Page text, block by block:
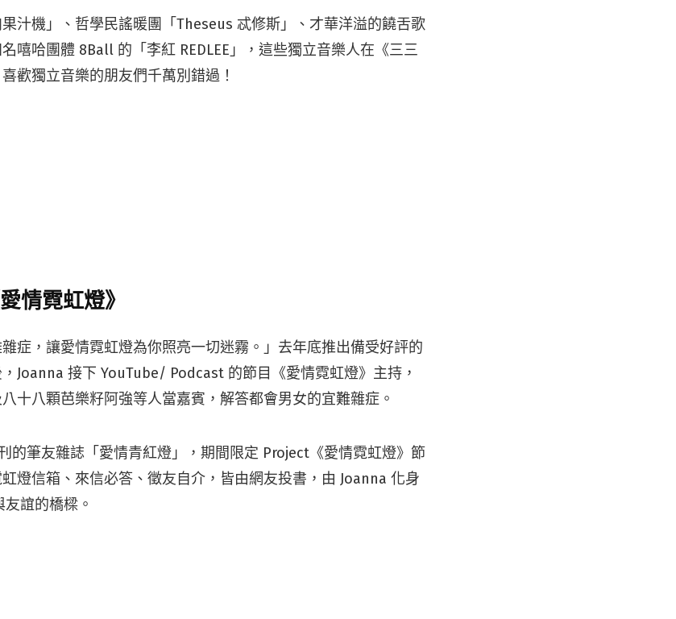
汁機」、哲學民謠暖團「Theseus 忒修斯」、才華洋溢的饒舌歌
嘻哈團體 8Ball 的「李紅 REDLEE」，這些獨立音樂人在《三三
歡獨立音樂的朋友們千萬別錯過！
情霓虹燈》
雜症，讓愛情霓虹燈為你照亮一切迷霧。」去年底推出備受好評的
Joanna 接下 YouTube/ Podcast 的節目《愛情霓虹燈》主持，
十八顆芭樂籽阿強等人當嘉賓，解答都會男女的宜難雜症。
的筆友雜誌「愛情青紅燈」，期間限定 Project《愛情霓虹燈》節
燈信箱、來信必答、徵友自介，皆由網友投書，由 Joanna 化身
誼的橋樑。